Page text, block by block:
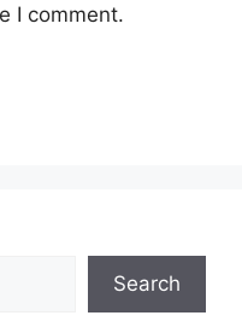
I comment.
Search